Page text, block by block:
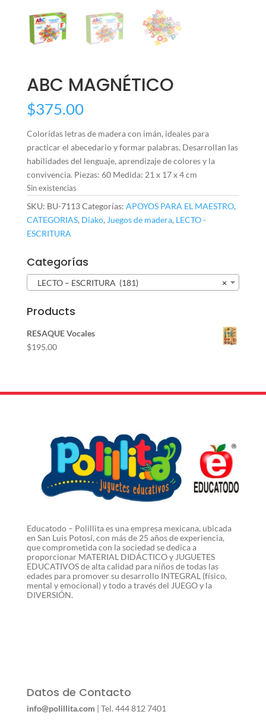
ABC MAGNÉTICO
$375.00
Coloridas letras de madera con imán, ideales para
practicar el abecedario y formar palabras. Desarrollan las
habilidades del lenguaje, aprendizaje de colores y la
convivencia. Piezas: 60 Medida: 21 x 17 x 4 cm
Sin existencias
SKU: BU-7113Categorías: APOYOS PARA EL MAESTRO,
CATEGORIAS, Diako, Juegos de madera, LECTO -
ESCRITURA
Categorías
×
LECTO – ESCRITURA (181)
Products
RESAQUE Vocales
$195.00
Educatodo – Polillita es una empresa mexicana, ubicada
en San Luis Potosí, con más de 25 años de experiencia,
que comprometida con la sociedad se dedica a
proporcionar MATERIAL DIDÁCTICO y JUGUETES
EDUCATIVOS de alta calidad para niños de todas las
edades para promover su desarrollo INTEGRAL (físico,
mental y emocional) y todo a través del JUEGO y la
DIVERSIÓN.
Datos de Contacto
info@polillita.com | Tel. 444 812 7401